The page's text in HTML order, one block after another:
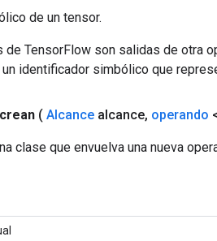
de un tensor.
TensorFlow son salidas de otra
identificador simbólico que
crean ( Alcance alcance, operando
clase que envuelva una nueva